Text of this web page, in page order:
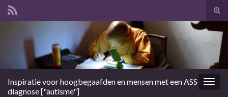
Search for:
Inspiratie voor hoogbegaafden en mensen met een ASS
diagnose ["autisme"]